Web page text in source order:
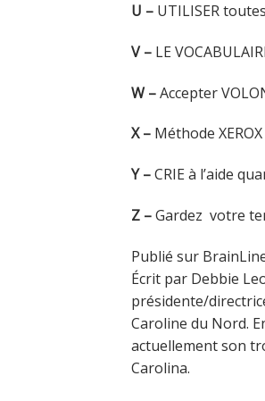
U – UTILISER
V – LE
W –Accepter
X – Méthode
Y –CRIE à l’aide
Z –Gardez votre
Publié sur
Écrit par Debbie
présidente/
Caroline du Nord.
actuellement son
Carolina.